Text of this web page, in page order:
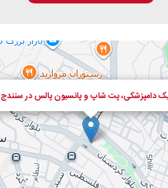
دامپزشکی، پت شاپ و پانسیون پالس در سنندج